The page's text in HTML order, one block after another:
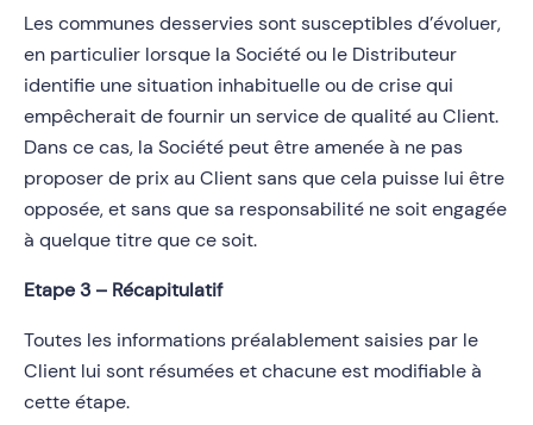
Les communes desservies sont susceptibles d’évoluer,
en particulier lorsque la Société ou le Distributeur
identifie une situation inhabituelle ou de crise qui
empêcherait de fournir un service de qualité au Client.
Dans ce cas, la Société peut être amenée à ne pas
proposer de prix au Client sans que cela puisse lui être
opposée, et sans que sa responsabilité ne soit engagée
à quelque titre que ce soit.
Etape 3 – Récapitulatif
Toutes les informations préalablement saisies par le
Client lui sont résumées et chacune est modifiable à
cette étape.